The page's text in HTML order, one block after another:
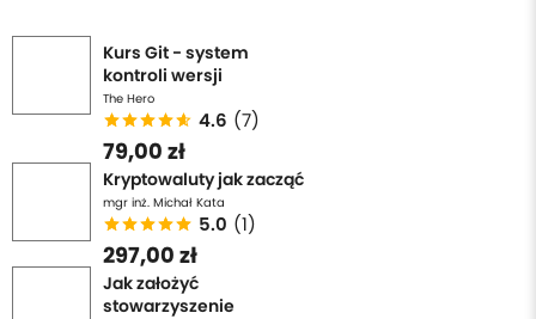
Kurs Git - system
kontroli wersji
The Hero
4.6 (7)
79,00 zł
Kryptowaluty jak zacząć
mgr inż. Michał Kata
5.0 (1)
297,00 zł
Jak założyć
stowarzyszenie